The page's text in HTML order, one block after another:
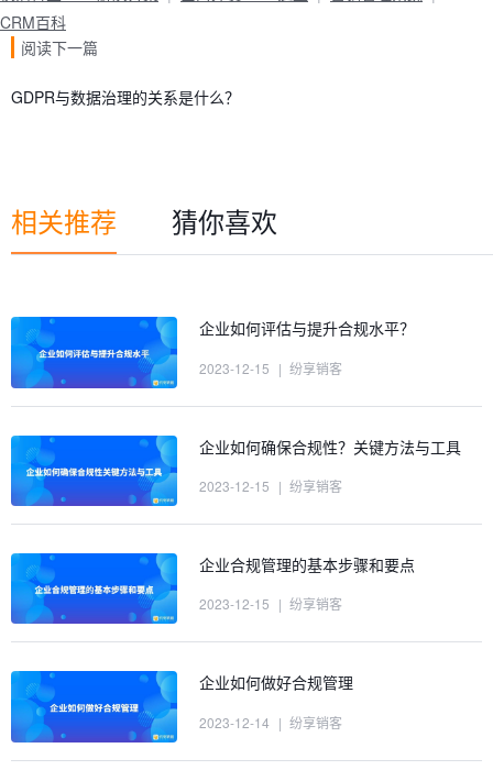
CRM百科
阅读下一篇
GDPR与数据治理的关系是什么？
相关推荐 猜你喜欢
企业如何评估与提升合规水平？
2023-12-15 | 纷享销客
企业如何确保合规性？关键方法与工具
2023-12-15 | 纷享销客
企业合规管理的基本步骤和要点
2023-12-15 | 纷享销客
企业如何做好合规管理
2023-12-14 | 纷享销客